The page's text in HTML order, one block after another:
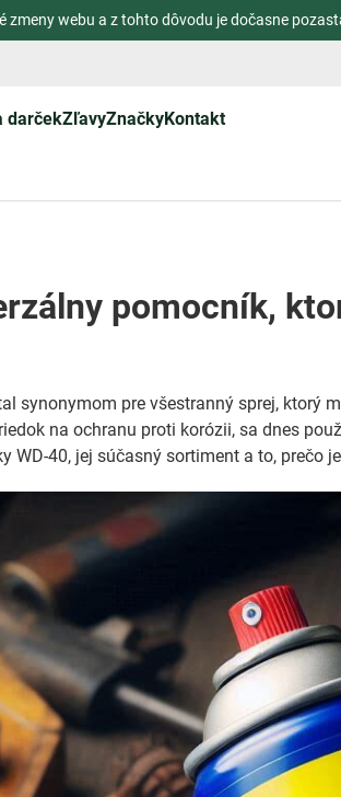
zmeny webu a z tohto dôvodu je dočasne
darčekZľavyZnačkyKontakt
pomocník,
synonymom pre všestranný sprej,
na ochranu proti korózii, sa dnes
WD-40, jej súčasný sortiment a to, prečo